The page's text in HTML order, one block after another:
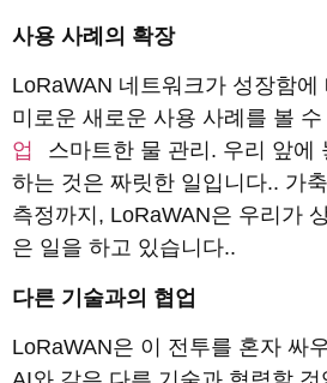
사용 사례의 확장
LoRaWAN 네트워크가 성장함
미로운 새로운 사용 사례를 볼
업
스마트한 물 관리. 우리 앞에
하는 것은 짜릿한 일입니다.. 가
측정까지, LoRaWAN은 우리가
은 일을 하고 있습니다..
다른 기술과의 협업
LoRaWAN은 이 전투를 혼자 싸